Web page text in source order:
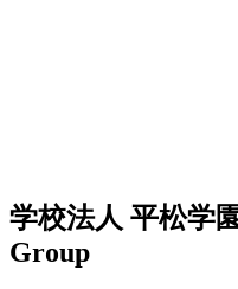
学校法人 平松学
Group